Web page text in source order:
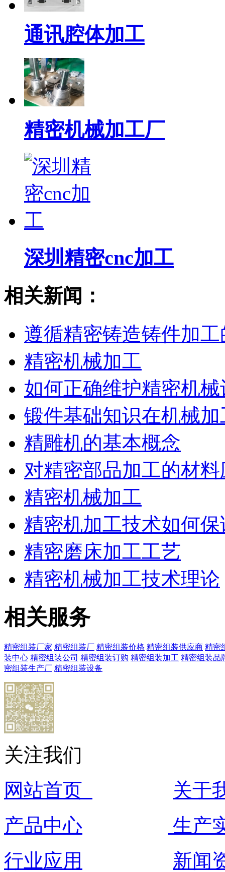
通讯腔体加工
精密机械加工厂
深圳精密cnc加工
相关新闻：
遵循精密铸造铸件加
精密机械加工
如何正确维护精密机械
锻件基础知识在机械
精雕机的基本概念
对精密部品加工的材
精密机械加工
精密机加工技术如何
精密磨床加工工艺
精密机械加工技术理论
相关服务
精密组装厂家 精密组装厂 精密组装价格 精密组装供应商 精密
装中心 精密组装公司 精密组装订购 精密组装加工 精密组装品
密组装生产厂 精密组装设备
关注我们
网站首页
关于
产品中心
生产
行业应用
新闻